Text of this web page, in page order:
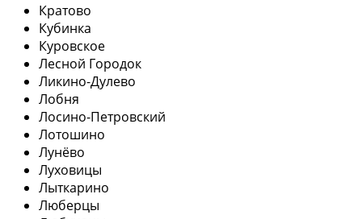
Кратово
Кубинка
Куровское
Лесной Городок
Ликино-Дулево
Лобня
Лосино-Петровский
Лотошино
Лунёво
Луховицы
Лыткарино
Люберцы